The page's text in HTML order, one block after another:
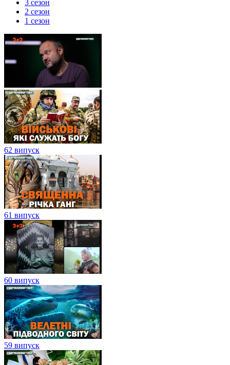
3 сезон
2 сезон
1 сезон
62 випуск
61 випуск
60 випуск
59 випуск